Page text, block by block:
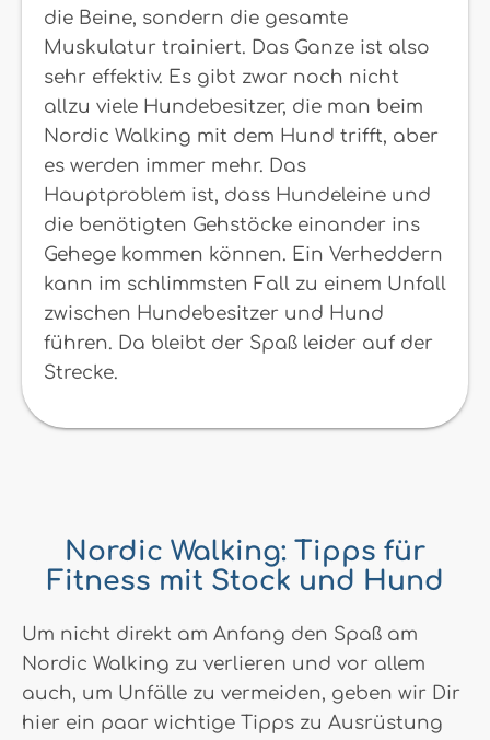
die Beine, sondern die gesamte
Muskulatur trainiert. Das Ganze ist also
sehr effektiv. Es gibt zwar noch nicht
allzu viele Hundebesitzer, die man beim
Nordic Walking mit dem Hund trifft, aber
es werden immer mehr. Das
Hauptproblem ist, dass Hundeleine und
die benötigten Gehstöcke einander ins
Gehege kommen können. Ein Verheddern
kann im schlimmsten Fall zu einem Unfall
zwischen Hundebesitzer und Hund
führen. Da bleibt der Spaß leider auf der
Strecke.
Nordic Walking: Tipps für
Fitness mit Stock und Hund
Um nicht direkt am Anfang den Spaß am
Nordic Walking zu verlieren und vor allem
auch, um Unfälle zu vermeiden, geben wir Dir
hier ein paar wichtige Tipps zu Ausrüstung